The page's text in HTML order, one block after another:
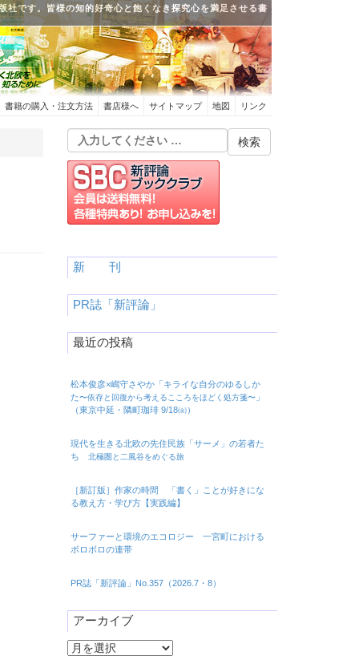
社です。皆様の知的好奇心と飽くなき探究心を満足させる書
書籍の購入・注文方法 書店様へ サイトマップ 地図 リンク
新 刊
PR誌「新評論」
最近の投稿
松本俊彦×嶋守さやか「キライな自分のゆるしか
た〜依存と回復から考えるこころをほどく処方箋〜」
（東京中延・隣町珈琲 9/18㈮）
現代を生きる北欧の先住民族「サーメ」の若者た
ち 北極圏と二風谷をめぐる旅
［新訂版］作家の時間 「書く」ことが好きにな
る教え方・学び方【実践編】
サーファーと環境のエコロジー 一宮町における
ボロボロの連帯
PR誌「新評論」No.357（2026.7・8）
アーカイブ
ア